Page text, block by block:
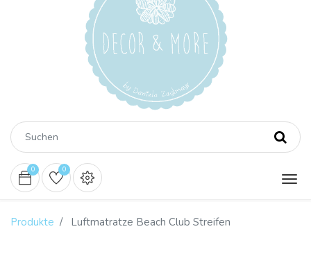
0 0
Produkte Luftmatratze Beach Club Streifen